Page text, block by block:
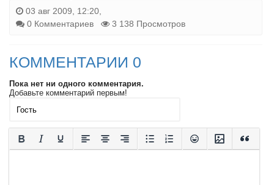
03 авг 2009, 12:20,
0 Комментариев
3 138 Просмотров
КОММЕНТАРИИ 0
Пока нет ни одного комментария.
Добавьте комментарий первым!